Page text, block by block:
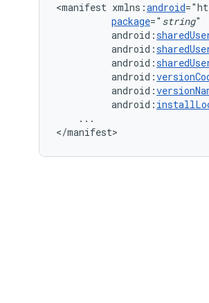
<manifest xmlns:android
package=" string
android:
android:
android:
android:
android:
android:
...
</manifest>